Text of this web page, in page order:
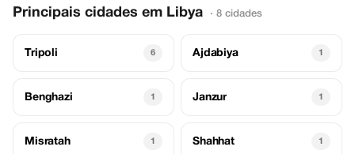
Principais cidades em Libya · 8 cidades
Tripoli 6 Ajdabiya 1
Benghazi 1 Janzur 1
Misratah 1 Shahhat 1